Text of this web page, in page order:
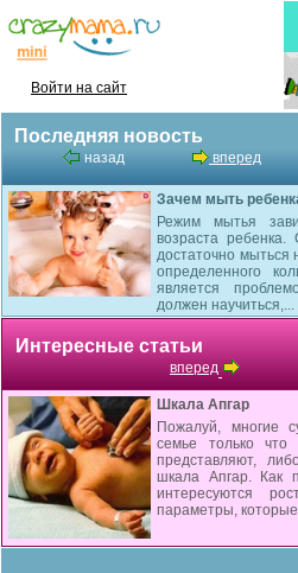
Войти на сайт
Последняя новость
назад вперед
Зачем мыть
Режим мытья
возраста ребенка.
достаточно мыться
определенного
является
должен научиться,...
Интересные статьи
вперед
Шкала Апгар
Пожалуй, многие
семье только
представляют,
шкала Апгар. Как
интересуются
параметры,